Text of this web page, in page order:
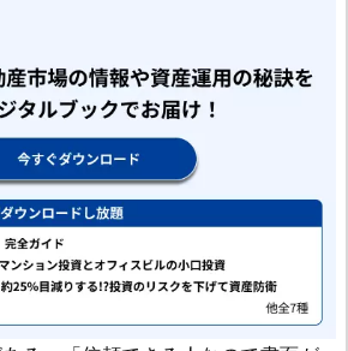
構いません。
ないようにするため、合意内容を
すすめします。
婚生活が長かっただけに、「書面を